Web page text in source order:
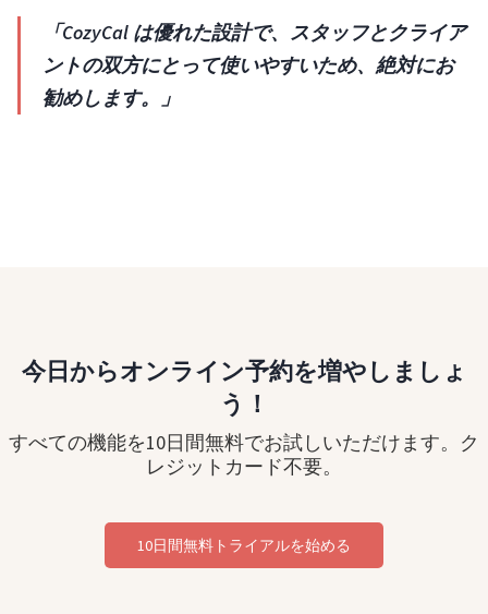
「CozyCal は優れた設計で、スタッフとクライア
ントの双方にとって使いやすいため、絶対にお
勧めします。」
今日からオンライン予約を増やしましょ
う！
すべての機能を10日間無料でお試しいただけます。ク
レジットカード不要。
10日間無料トライアルを始める